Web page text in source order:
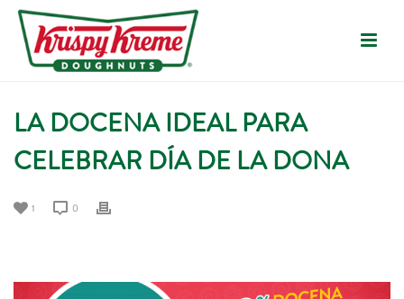
LA DOCENA IDEAL PARA
CELEBRAR DÍA DE LA DONA
1 0